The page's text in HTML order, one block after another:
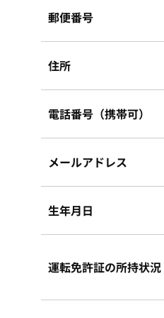
郵便番号
住所
電話番号（携帯可）
メールアドレス
生年月日
運転免許証の所持状況